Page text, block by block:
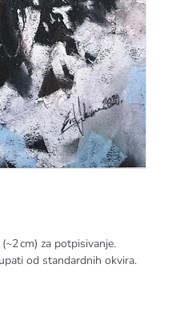
cm) za potpisivanje.
od standardnih okvira.